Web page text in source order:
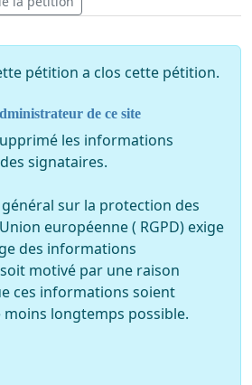
pétition a clos cette pétition.
de ce site
les informations
signataires.
sur la protection des
européenne ( RGPD) exige
des informations
motivé par une raison
ces informations soient
moins longtemps possible.